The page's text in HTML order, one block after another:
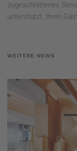
zugeschnittenes
unterstützt, Ihren
WEITERE NEWS